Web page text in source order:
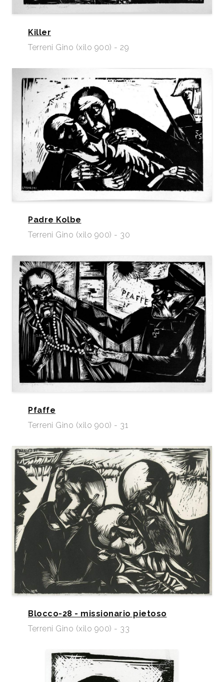
Killer
Terreni Gino (xilo 900) - 29
Padre Kolbe
Terreni Gino (xilo 900) - 30
Pfaffe
Terreni Gino (xilo 900) - 31
Blocco-28 - missionario pietoso
Terreni Gino (xilo 900) - 33